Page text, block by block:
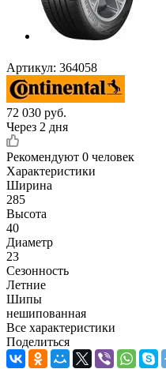
Артикул: 364058
72 030 руб.
Через 2 дня
Рекомендуют 0 человек
Характеристики
Ширина
285
Высота
40
Диаметр
23
Сезонность
Летние
Шипы
нешипованная
Все характеристики
Поделиться